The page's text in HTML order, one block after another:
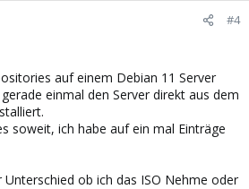
#4
auf einem Debian 11 Server
einmal den Server direkt aus dem
soweit, ich habe auf ein mal Einträge
ob ich das ISO Nehme oder